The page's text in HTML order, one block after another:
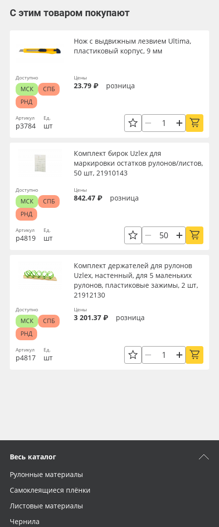
С этим товаром покупают
Артикул
р3784
Нож с выдвижным лезвием Ultima,
пластиковый корпус, 9 мм
Ед.
шт
Цены
23.79 ₽ розница
Доступно
МСК
СПБ
РНД
Артикул
р4819
Комплект бирок Uzlex для
маркировки остатков рулонов/листов,
50 шт, 21910143
Ед.
шт
Цены
842.47 ₽ розница
Доступно
МСК
СПБ
РНД
Артикул
р4817
Комплект держателей для рулонов
Uzlex, настенный, для 5 маленьких
рулонов, пластиковые зажимы, 2 шт,
21912130
Ед.
шт
Цены
3 201.37 ₽ розница
Доступно
МСК
СПБ
РНД
Весь каталог
Рулонные материалы
Самоклеящиеся плёнки
Листовые материалы
Чернила